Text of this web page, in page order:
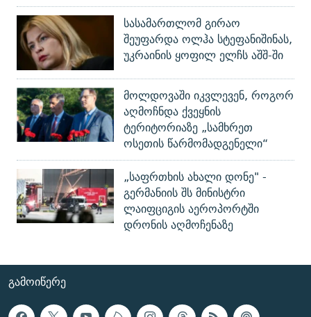
სასამართლომ გირაო
შეუფარდა ოლჰა სტეფანიშინას,
უკრაინის ყოფილ ელჩს აშშ-ში
მოლდოვაში იკვლევენ, როგორ
აღმოჩნდა ქვეყნის
ტერიტორიაზე „სამხრეთ
ოსეთის წარმომადგენელი“
„საფრთხის ახალი დონე" -
გერმანიის შს მინისტრი
ლაიფციგის აეროპორტში
დრონის აღმოჩენაზე
ᲒᲐᲛᲝᲘᲬᲔᲠᲔ